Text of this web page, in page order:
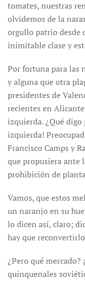
tomates, nuestras
olvidemos de la
orgullo patrio desde
inimitable clase y
Por fortuna para las
y alguna que otra
presidentes de
recientes en
izquierda. ¿Qué
izquierda!
Francisco Camps y
que propusiera ante
prohibición de
Vamos, que estos
un naranjo en su
lo dicen así, claro;
hay que
¿Pero qué mercado?
quinquenales